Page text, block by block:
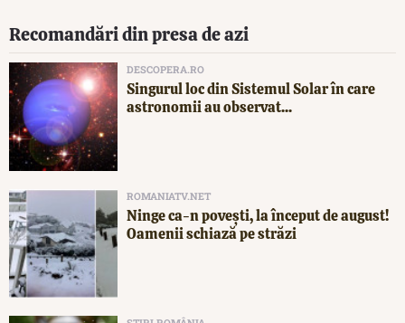
Recomandări din presa de azi
DESCOPERA.RO
Singurul loc din Sistemul Solar în care
astronomii au observat...
ROMANIATV.NET
Ninge ca-n povești, la început de august!
Oamenii schiază pe străzi